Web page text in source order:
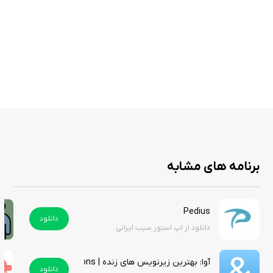
ذخیره‌سازی امن رونوشت‌های مکالمه روی دستگاه با امکان جستجوی کلمات
بزرگ
پشتیبانی از بیش از ۱۰۰ زبان برای تماس‌های بین‌المللی
خدمات رایگان برای کاربران واجد شرایط در آمریکا از طریق برنامه TRS فدرال
برنامه های مشابه
Pedius
دانلود از اپ استور سیب ایرانی
دانلود
آوا: بهترین زیرنویس های زنده | Ava: Best Live Captions
دانلود